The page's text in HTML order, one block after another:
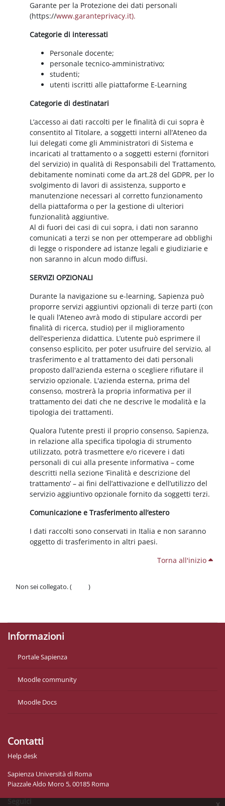
x
Garante per la Protezione dei dati personali
(https://www.garanteprivacy.it).
Categorie di interessati
Personale docente;
personale tecnico-amministrativo;
studenti;
utenti iscritti alle piattaforme E-Learning
Categorie di destinatari
L’accesso ai dati raccolti per le finalità di cui sopra è
consentito al Titolare, a soggetti interni all’Ateneo da
lui delegati come gli Amministratori di Sistema e
incaricati al trattamento o a soggetti esterni (fornitori
del servizio) in qualità di Responsabili del Trattamento,
debitamente nominati come da art.28 del GDPR, per lo
svolgimento di lavori di assistenza, supporto e
manutenzione necessari al corretto funzionamento
della piattaforma o per la gestione di ulteriori
funzionalità aggiuntive.
Al di fuori dei casi di cui sopra, i dati non saranno
comunicati a terzi se non per ottemperare ad obblighi
di legge o rispondere ad istanze legali e giudiziarie e
non saranno in alcun modo diffusi.
SERVIZI OPZIONALI
Durante la navigazione su e-learning, Sapienza può
proporre servizi aggiuntivi opzionali di terze parti (con
le quali l’Ateneo avrà modo di stipulare accordi per
finalità di ricerca, studio) per il miglioramento
dell’esperienza didattica. L’utente può esprimere il
consenso esplicito, per poter usufruire del servizio, al
trasferimento e al trattamento dei dati personali
proposto dall'azienda esterna o scegliere rifiutare il
servizio opzionale. L'azienda esterna, prima del
consenso, mostrerà la propria informativa per il
trattamento dei dati che ne descrive le modalità e la
tipologia dei trattamenti.
Qualora l’utente presti il proprio consenso, Sapienza,
in relazione alla specifica tipologia di strumento
utilizzato, potrà trasmettere e/o ricevere i dati
personali di cui alla presente informativa – come
descritti nella sezione ‘Finalità e descrizione del
trattamento’ – ai fini dell’attivazione e dell’utilizzo del
servizio aggiuntivo opzionale fornito da soggetti terzi.
Comunicazione e Trasferimento all’estero
I dati raccolti sono conservati in Italia e non saranno
oggetto di trasferimento in altri paesi.
Torna all'inizio
Non sei collegato. (
)
Informazioni
Portale Sapienza
Moodle community
Moodle Docs
Contatti
Help desk
Sapienza Università di Roma
Piazzale Aldo Moro 5, 00185 Roma
Seguici